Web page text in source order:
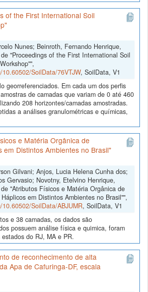
of the First International Soil
Nunes; Beinroth, Fernando Henrique,
"Proceedings of the First International Soil
SoilData/76VTJW, SoilData, V1
georreferenciados. Em cada um dos perfis
de camadas que variam de 0 até 460
208 horizontes/camadas amostradas.
a análises granulométricas e químicas,
e Matéria Orgânica de
em Distintos Ambientes no Brasil"
Gilvani; Anjos, Lucia Helena Cunha dos;
Gervasio; Novotny, Etelvino Henrique,
"Atributos Físicos e Matéria Orgânica de
em Distintos Ambientes no Brasil"",
SoilData/ABJUMR, SoilData, V1
e 38 camadas, os dados são
possuem análise física e quimica, foram
do RJ, MA e PR.
de reconhecimento de alta
Apa de Cafuringa-DF, escala